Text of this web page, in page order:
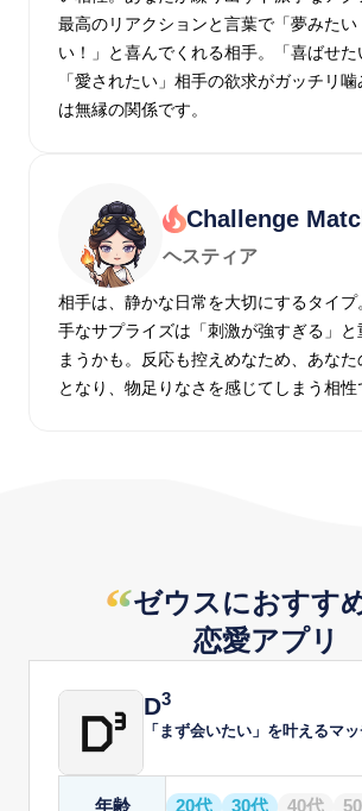
最高のリアクションと言葉で「夢みたい
い！」と喜んでくれる相手。「喜ばせた
「愛されたい」相手の欲求がガッチリ
は無縁の関係です。
Challenge
ヘスティア
相手は、静かな日常を大切にするタイプ
手なサプライズは「刺激が強すぎる」と
まうかも。反応も控えめなため、あな
となり、物足りなさを感じてしまう相性
“ゼウスにおすす
恋愛アプリ
D3
「まず会いたい」を叶えるマ
年齢 20代 30代 40代